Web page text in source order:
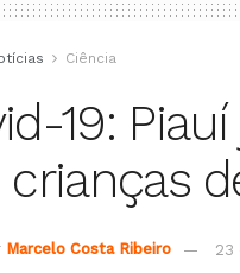
Ciência
19:
Marcelo Costa Ribeiro 23